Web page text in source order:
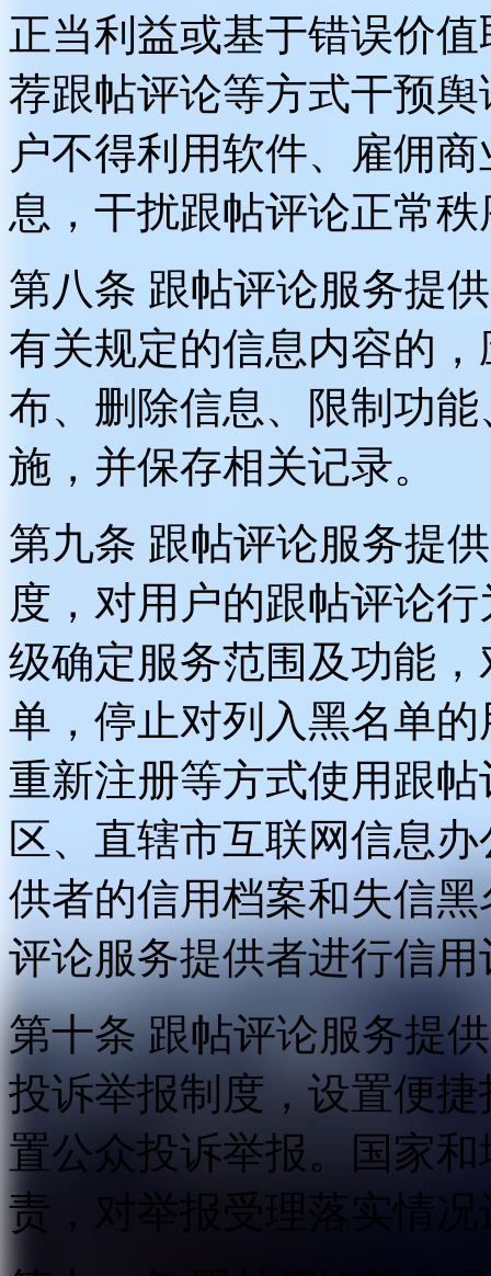
正当利益或基于错误价
荐跟帖评论等方式干预
户不得利用软件、雇佣
息，干扰跟帖评论正常
第八条 跟帖评论服务提
有关规定的信息内容的
布、删除信息、限制功
施，并保存相关记录。
第九条 跟帖评论服务提
度，对用户的跟帖评论
级确定服务范围及功能
单，停止对列入黑名单
重新注册等方式使用跟
区、直辖市互联网信息
供者的信用档案和失信
评论服务提供者进行信用
第十条 跟帖评论服务提
投诉举报制度，设置便
置公众投诉举报。国家
责，对举报受理落实情